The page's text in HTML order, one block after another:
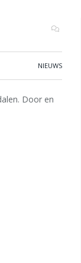
NIEUWS
Door en